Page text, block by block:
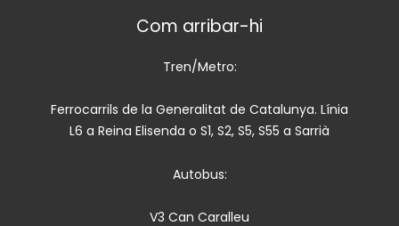
Com arribar-hi
Tren/Metro:
Ferrocarrils de la Generalitat de Catalunya. Línia
L6 a Reina Elisenda o S1, S2, S5, S55 a Sarrià
Autobus:
V3 Can Caralleu